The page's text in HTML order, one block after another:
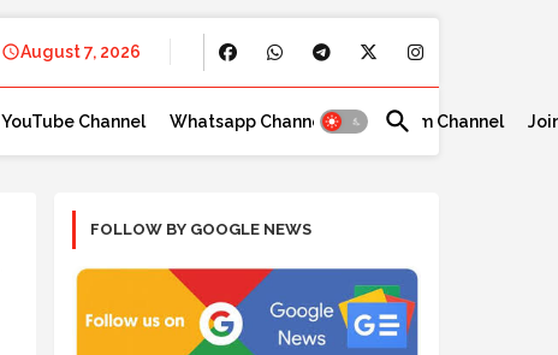
August 7, 2026
YouTube Channel Whatsapp Channel Telegram Channel
FOLLOW BY GOOGLE NEWS